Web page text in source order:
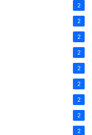
2
2
2
2
2
2
2
2
2